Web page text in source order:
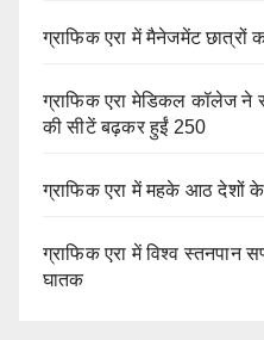
ग्राफिक एरा में मैनेजमेंट छात्रों
ग्राफिक एरा मेडिकल कॉलेज ने
की सीटें बढ़कर हुईं 250
ग्राफिक एरा में महके आठ देशों
ग्राफिक एरा में विश्व स्तनपान
घातक